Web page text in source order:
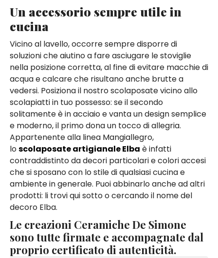
Un accessorio sempre utile in
cucina
Vicino al lavello, occorre sempre disporre di
soluzioni che aiutino a fare asciugare le stoviglie
nella posizione corretta, al fine di evitare macchie di
acqua e calcare che risultano anche brutte a
vedersi. Posiziona il nostro scolaposate vicino allo
scolapiatti in tuo possesso: se il secondo
solitamente è in acciaio e vanta un design semplice
e moderno, il primo dona un tocco di allegria.
Appartenente alla linea Mangiallegro,
loscolaposate artigianale Elba è infatti
contraddistinto da decori particolari e colori accesi
che si sposano con lo stile di qualsiasi cucina e
ambiente in generale. Puoi abbinarlo anche ad altri
prodotti: li trovi qui sotto o cercando il nome del
decoro Elba.
Le creazioni Ceramiche De Simone
sono tutte firmate e accompagnate dal
proprio certificato di autenticità.